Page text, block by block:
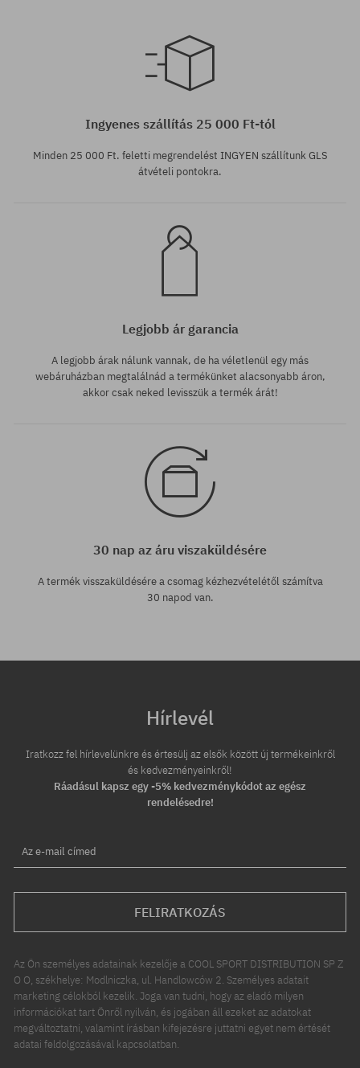
Ingyenes szállítás 25 000 Ft-tól
Minden 25 000 Ft. feletti megrendelést INGYEN szállítunk GLS
átvételi pontokra.
Legjobb ár garancia
A legjobb árak nálunk vannak, de ha véletlenül egy más
webáruházban megtalálnád a termékünket alacsonyabb áron,
akkor csak neked levisszük a termék árát!
30 nap az áru viszaküldésére
A termék visszaküldésére a csomag kézhezvételétől számítva
30 napod van.
Hírlevél
Iratkozz fel hírlevelünkre és értesülj az elsők között új termékeinkről
és kedvezményeinkről!
Ráadásul kapsz egy -5% kedvezménykódot az egész
rendelésedre!
Az e-mail címed
FELIRATKOZÁS
Az Ön személyes adatainak kezelője a COOL SPORT DISTRIBUTION SP Z
O O, székhelye: Modlniczka, ul. Handlowców 2. Személyes adatait
marketing célokból kezelik. Joga van tudni, hogy az eladó milyen
információkat tart Önről nyilván, és jogában áll ezeket az adatokat
megváltoztatni, valamint írásban kifejezésre juttatni egyet nem értését
adatai feldolgozásával kapcsolatban.